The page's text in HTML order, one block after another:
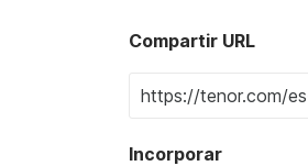
Compartir URL
Incorporar